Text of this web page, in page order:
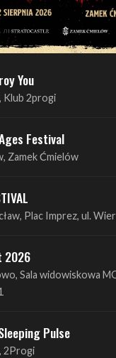
You
Klub 2progi
Festival
Zamek Ćmielów
Plac Imprez, ul.
2026
Sala widowiskowa
Pulse
2Progi